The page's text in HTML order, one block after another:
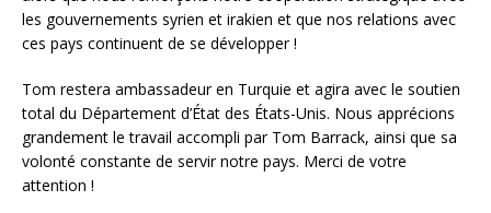
les gouvernements syrien et irakien et que nos relations avec
ces pays continuent de se développer !
Tom restera ambassadeur en Turquie et agira avec le soutien
total du Département d’État des États-Unis. Nous apprécions
grandement le travail accompli par Tom Barrack, ainsi que sa
volonté constante de servir notre pays. Merci de votre
attention !